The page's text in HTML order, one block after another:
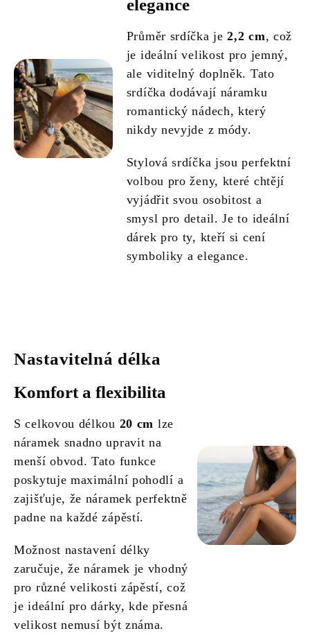
elegance
Průměr srdíčka je2,2 cm, což
je ideální velikost pro jemný,
ale viditelný doplněk. Tato
srdíčka dodávají náramku
romantický nádech, který
nikdy nevyjde z módy.
Stylová srdíčka jsou perfektní
volbou pro ženy, které chtějí
vyjádřit svou osobitost a
smysl pro detail. Je to ideální
dárek pro ty, kteří si cení
symboliky a elegance.
Nastavitelná délka
Komfort a flexibilita
S celkovou délkou 20 cm lze
náramek snadno upravit na
menší obvod. Tato funkce
poskytuje maximální pohodlí a
zajišťuje, že náramek perfektně
padne na každé zápěstí.
Možnost nastavení délky
zaručuje, že náramek je vhodný
pro různé velikosti zápěstí, což
je ideální pro dárky, kde přesná
velikost nemusí být známa.